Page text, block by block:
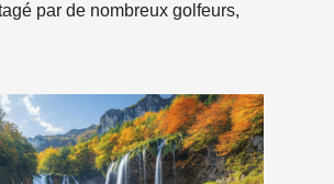
par de nombreux golfeurs,